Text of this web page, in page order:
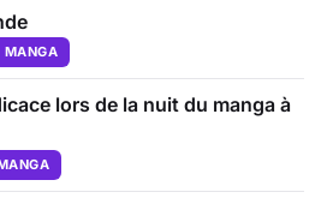
MANGA
lors de la nuit du manga à